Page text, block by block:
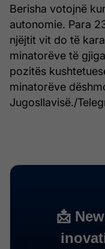
Berisha votojnë
autonomie. Para
njëjtit vit do të
minatorëve të
pozitës
minatorëve
Jugosllavisë./